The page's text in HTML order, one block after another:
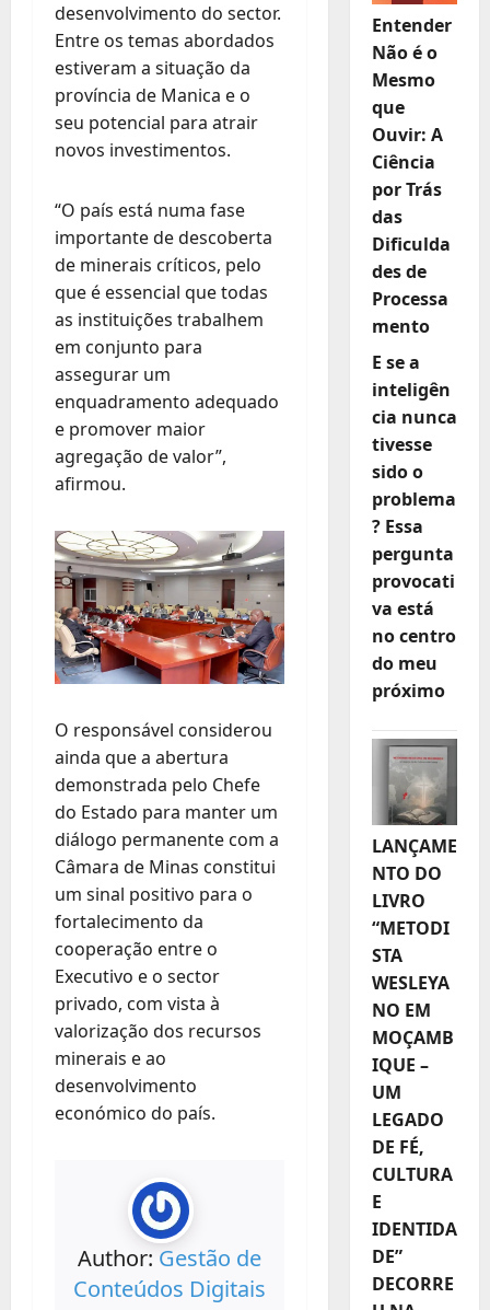
desenvolvimento do sector.
Entre os temas abordados
estiveram a situação da
província de Manica e o
seu potencial para atrair
novos investimentos.
“O país está numa fase
importante de descoberta
de minerais críticos, pelo
que é essencial que todas
as instituições trabalhem
em conjunto para
assegurar um
enquadramento adequado
e promover maior
agregação de valor”,
afirmou.
O responsável considerou
ainda que a abertura
demonstrada pelo Chefe
do Estado para manter um
diálogo permanente com a
Câmara de Minas constitui
um sinal positivo para o
fortalecimento da
cooperação entre o
Executivo e o sector
privado, com vista à
valorização dos recursos
minerais e ao
desenvolvimento
económico do país.
Author: Gestão de
Conteúdos Digitais
Entender
Não é o
Mesmo
que
Ouvir: A
Ciência
por Trás
das
Dificulda
des de
Processa
mento
E se a
inteligên
cia nunca
tivesse
sido o
problema
? Essa
pergunta
provocati
va está
no centro
do meu
próximo
LANÇAME
NTO DO
LIVRO
“METODI
STA
WESLEYA
NO EM
MOÇAMB
IQUE –
UM
LEGADO
DE FÉ,
CULTURA
E
IDENTIDA
DE”
DECORRE